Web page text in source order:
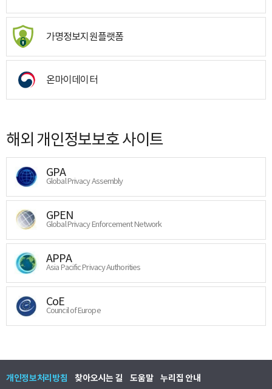
가명정보지원플랫폼
온마이데이터
해외 개인정보보호 사이트
GPA
Global Privacy Assembly
GPEN
Global Privacy Enforcement Network
APPA
Asia Pacific Privacy Authorities
CoE
Council of Europe
개인정보처리방침 찾아오시는 길 도움말 누리집 안내